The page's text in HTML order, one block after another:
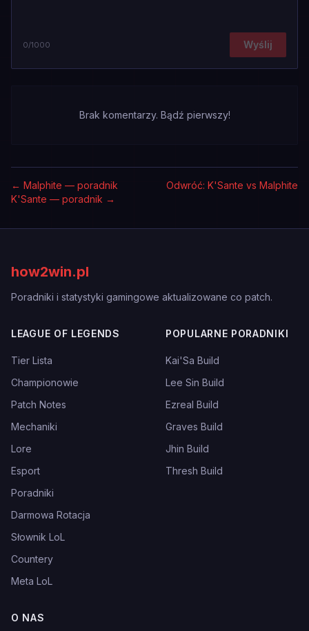
0/1000 Wyślij
Brak komentarzy. Bądź pierwszy!
← Malphite — poradnik
Odwróć: K'Sante vs Malphite
K'Sante — poradnik →
how2win.pl
Poradniki i statystyki gamingowe aktualizowane co patch.
LEAGUE OF LEGENDS
Tier Lista
Championowie
Patch Notes
Mechaniki
Lore
Esport
Poradniki
Darmowa Rotacja
Słownik LoL
Countery
Meta LoL
POPULARNE PORADNIKI
Kai'Sa Build
Lee Sin Build
Ezreal Build
Graves Build
Jhin Build
Thresh Build
O NAS